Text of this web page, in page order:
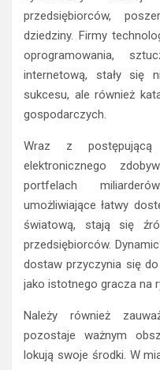
przedsiębiorców,
dziedziny. Firmy
oprogramowania,
internetową, stały się
sukcesu, ale również
gospodarczych.
Wraz z postępującą
elektronicznego
portfelach
umożliwiające łatwy
światową, stają się
przedsiębiorców.
dostaw przyczynia się
jako istotnego gracza na
Należy również
pozostaje ważnym
lokują swoje środki. W